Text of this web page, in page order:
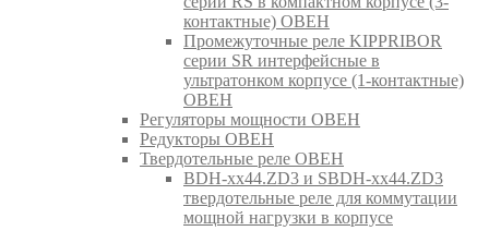
контактные) ОВЕН
Промежуточные реле KIPPRIBOR
серии SR интерфейсные в
ультратонком корпусе (1-контактные)
ОВЕН
Регуляторы мощности ОВЕН
Редукторы ОВЕН
Твердотельные реле ОВЕН
BDH-xx44.ZD3 и SBDH-xx44.ZD3
твердотельные реле для коммутации
мощной нагрузки в корпусе